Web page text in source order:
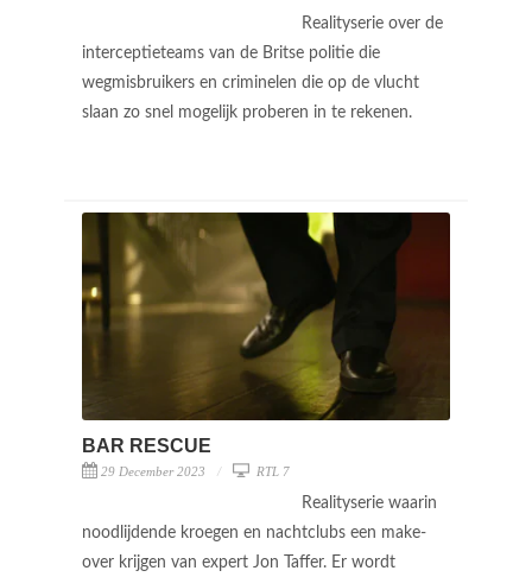
Realityserie over de
interceptieteams van de Britse politie die
wegmisbruikers en criminelen die op de vlucht
slaan zo snel mogelijk proberen in te rekenen.
BAR RESCUE
29 December 2023 RTL 7
Realityserie waarin
noodlijdende kroegen en nachtclubs een make-
over krijgen van expert Jon Taffer. Er wordt